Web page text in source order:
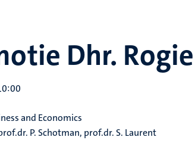
Dhr.
and Economics
P. Schotman, prof.dr. S. Laurent